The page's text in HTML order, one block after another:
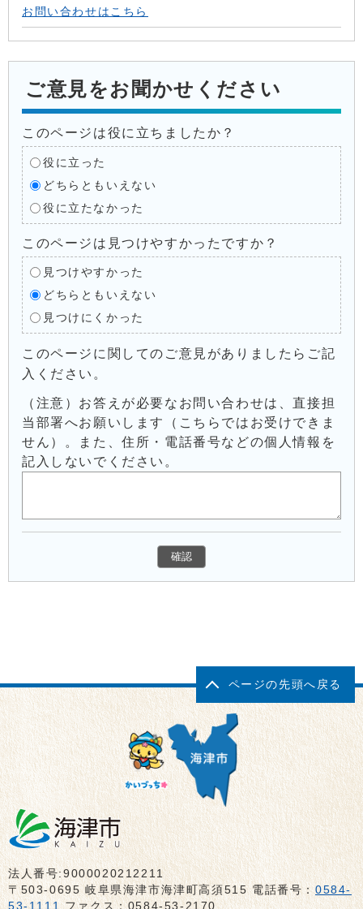
お問い合わせはこちら
ご意見をお聞かせください
このページは役に立ちましたか？
役に立った
どちらともいえない
役に立たなかった
このページは見つけやすかったですか？
見つけやすかった
どちらともいえない
見つけにくかった
このページに関してのご意見がありましたらご記
入ください。
（注意）お答えが必要なお問い合わせは、直接担
当部署へお願いします（こちらではお受けできま
せん）。また、住所・電話番号などの個人情報を
記入しないでください。
ページの先頭へ戻る
法人番号:9000020212211
〒503-0695 岐阜県海津市海津町高須515 電話番号：0584-
53-1111 ファクス：0584-53-2170